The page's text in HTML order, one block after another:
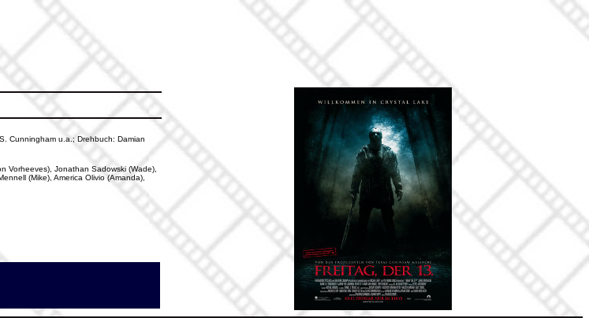
Cunningham u.a.; Drehbuch: Damian
Vorheeves), Jonathan Sadowski (Wade),
(Mike), America Olivio (Amanda),